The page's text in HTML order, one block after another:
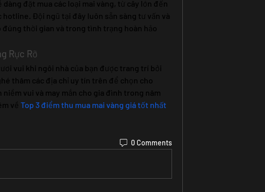
đặt mua các loại mai vàng, từ cây lớn đến
Đội ngũ tại đây luôn sẵn sàng tư vấn và
đúng thời gian và trong tình trạng hoàn hảo
Rực Rỡ
vui khi ngôi nhà của bạn được trang trí bởi
thăm các địa chỉ uy tín trên để chọn cho
niềm vui và may mắn cho gia đình trong năm
về Top 3 điểm thu mua mai vàng giá tốt nhất
0 Comments